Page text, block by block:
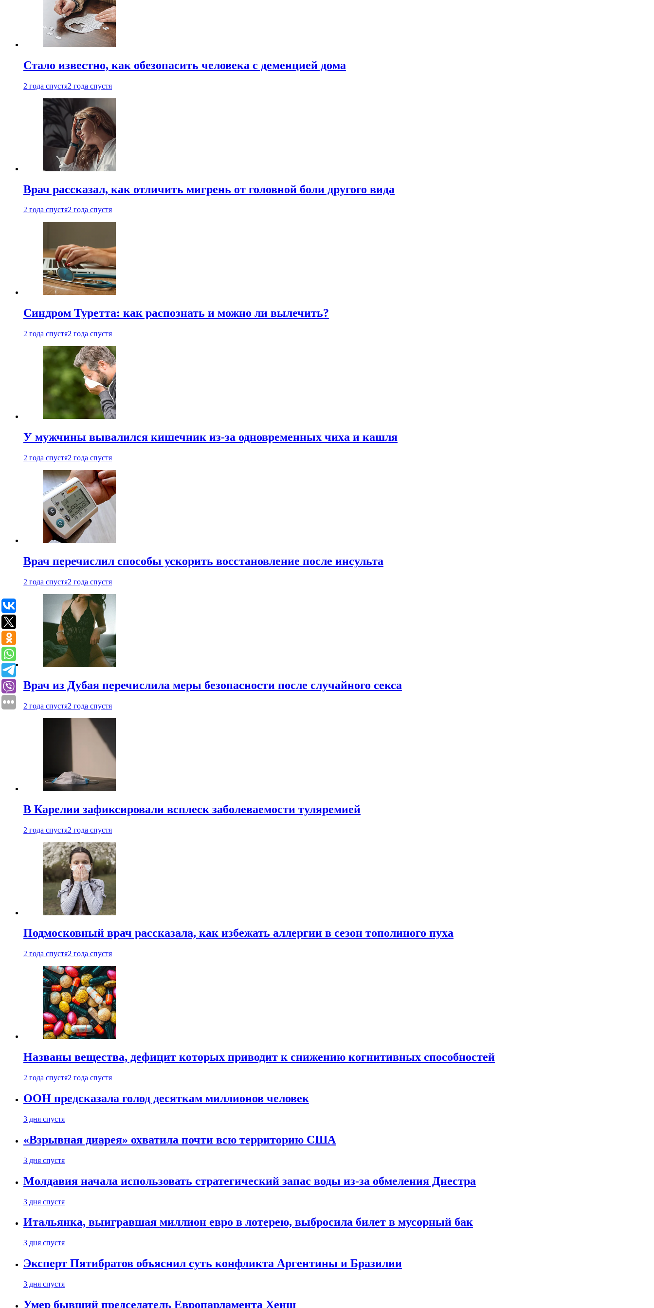
Стало известно, как обезопасить человека с деменцией дома
2 года спустя2 года спустя
Врач рассказал, как отличить мигрень от головной боли другого вида
2 года спустя2 года спустя
Синдром Туретта: как распознать и можно ли вылечить?
2 года спустя2 года спустя
У мужчины вывалился кишечник из-за одновременных чиха и кашля
2 года спустя2 года спустя
Врач перечислил способы ускорить восстановление после инсульта
2 года спустя2 года спустя
Врач из Дубая перечислила меры безопасности после случайного секса
2 года спустя2 года спустя
В Карелии зафиксировали всплеск заболеваемости туляремией
2 года спустя2 года спустя
Подмосковный врач рассказала, как избежать аллергии в сезон тополиного пуха
2 года спустя2 года спустя
Названы вещества, дефицит которых приводит к снижению когнитивных способностей
2 года спустя2 года спустя
ООН предсказала голод десяткам миллионов человек
3 дня спустя
«Взрывная диарея» охватила почти всю территорию США
3 дня спустя
Молдавия начала использовать стратегический запас воды из-за обмеления Днестра
3 дня спустя
Итальянка, выигравшая миллион евро в лотерею, выбросила билет в мусорный бак
3 дня спустя
Эксперт Пятибратов объяснил суть конфликта Аргентины и Бразилии
3 дня спустя
Умер бывший председатель Европарламента Хенш